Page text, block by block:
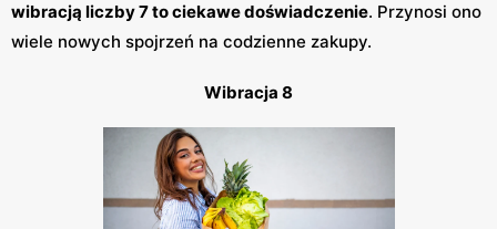
wibracją liczby 7 to ciekawe doświadczenie. Przynosi ono
wiele nowych spojrzeń na codzienne zakupy.
Wibracja 8